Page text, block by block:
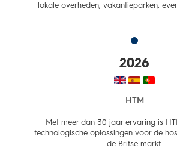
lokale overheden, vakantieparken,
2026
HTM
Met meer dan 30 jaar ervaring is
technologische oplossingen voor de
de Britse markt.